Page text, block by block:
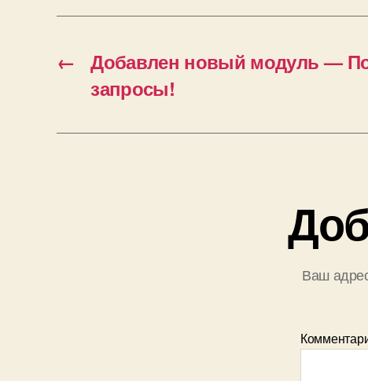
←
Добавлен новый модуль —
запросы!
Ваш